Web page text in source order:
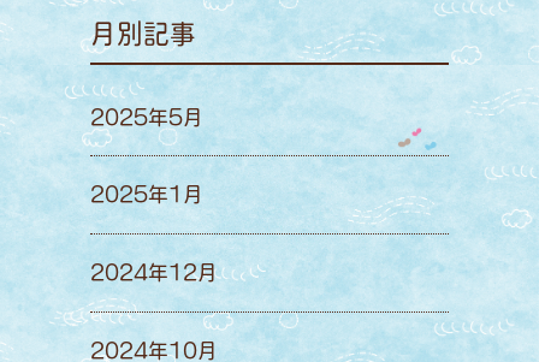
月別記事
2025年5月
2025年1月
2024年12月
2024年10月